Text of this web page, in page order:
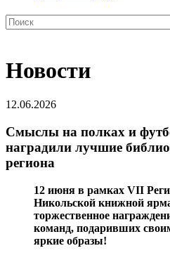
Новости
12.06.2026
Смыслы на полках и
наградили лучшие
региона
12 июня в рамках VII
Никольской книжной
торжественное
команд, подаривших
яркие образы!